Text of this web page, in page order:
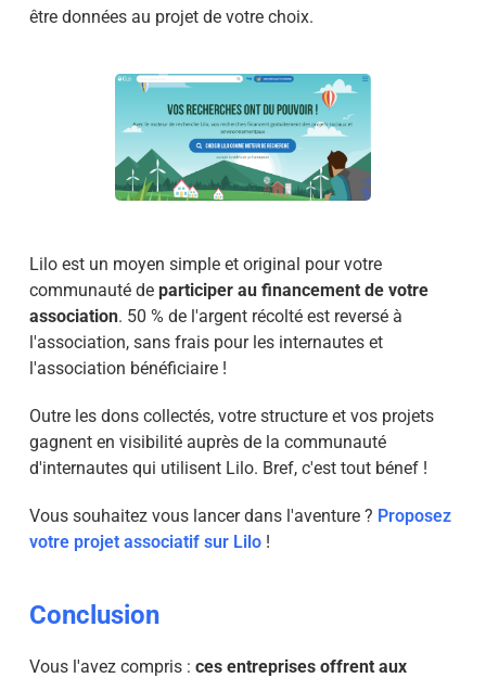
être données au projet de votre choix.
Lilo est un moyen simple et original pour votre
communauté de participer au financement de votre
association. 50 % de l'argent récolté est reversé à
l'association, sans frais pour les internautes et
l'association bénéficiaire !
Outre les dons collectés, votre structure et vos projets
gagnent en visibilité auprès de la communauté
d'internautes qui utilisent Lilo. Bref, c'est tout bénef !
Vous souhaitez vous lancer dans l'aventure ? Proposez
votre projet associatif sur Lilo!
Conclusion
Vous l'avez compris : ces entreprises offrent aux